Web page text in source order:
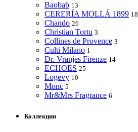
Baobab 13
CERERÍA MOLLÁ 1899 18
Chando 26
Christian Tortu 3
Collines de Provence 3
Culti Milano 1
Dr. Vranjes Firenze 14
ECHOES 25
Logevy 10
Monc 5
Mr&Mrs Fragrance 6
Коллекция